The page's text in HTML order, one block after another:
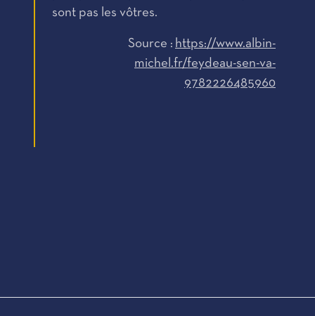
sont pas les vôtres.
Source : https://www.albin-
michel.fr/feydeau-sen-va-
9782226485960